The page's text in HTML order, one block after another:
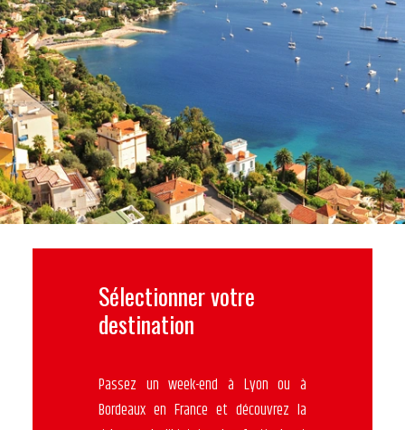
Sélectionner votre
destination
Passez un week-end à Lyon ou à
Bordeaux en France et découvrez la